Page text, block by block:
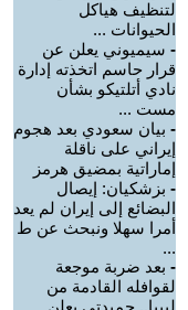
لتنظيف هياكل
الحيوانات ...
- سيميوني يعلن عن
قرار حاسم اتخذته إدارة
نادي أتلتيكو بشأن
مست ...
- بيان سعودي بعد هجوم
إيراني على ناقلة
إماراتية بمضيق هرمز
- بزشكيان: إيصال
البضائع إلى إيران لم يعد
أمرا سهلا ونبحث عن ط
...
- بعد ضربة موجعة
لقوافله القادمة من
ليبيا.. حميدتي يعلن